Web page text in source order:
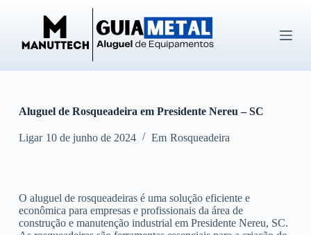
ú
d
o
Aluguel de Rosqueadeira em Presidente Nereu – SC
Ligar 10 de junho de 2024 Em Rosqueadeira
O aluguel de rosqueadeiras é uma solução eficiente e
econômica para empresas e profissionais da área de
construção e manutenção industrial em Presidente Nereu, SC.